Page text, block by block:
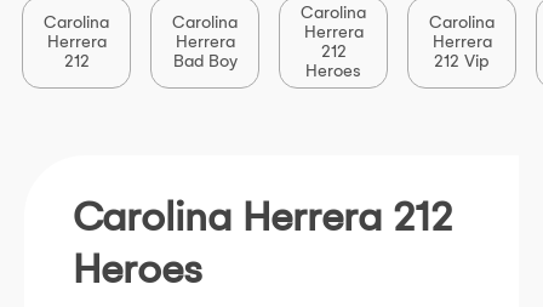
Carolina
Herrera
212
Carolina
Herrera
Bad Boy
Carolina
Herrera
212
Heroes
Carolina
Herrera
212 Vip
Carolina Herrera 212
Heroes